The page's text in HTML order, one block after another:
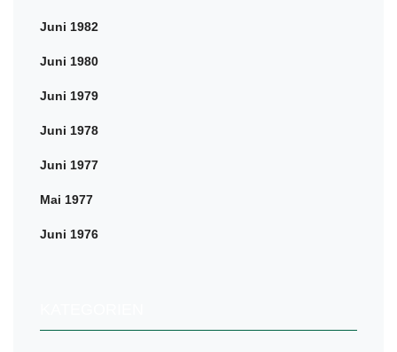
Juni 1982
Juni 1980
Juni 1979
Juni 1978
Juni 1977
Mai 1977
Juni 1976